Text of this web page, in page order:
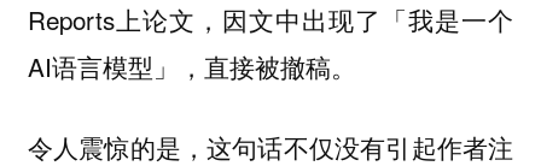
Reports上论文，因文中出现了「我是一个
AI语言模型」，直接被撤稿。
令人震惊的是，这句话不仅没有引起作者注